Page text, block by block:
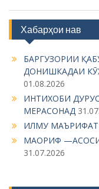
Хабарҳои нав
БАРГУЗОРИИ
ДОНИШКАДАИ
01.08.2026
ИНТИХОБИ
МЕРАСОНАД
ИЛМУ
МАОРИФ
31.07.2026